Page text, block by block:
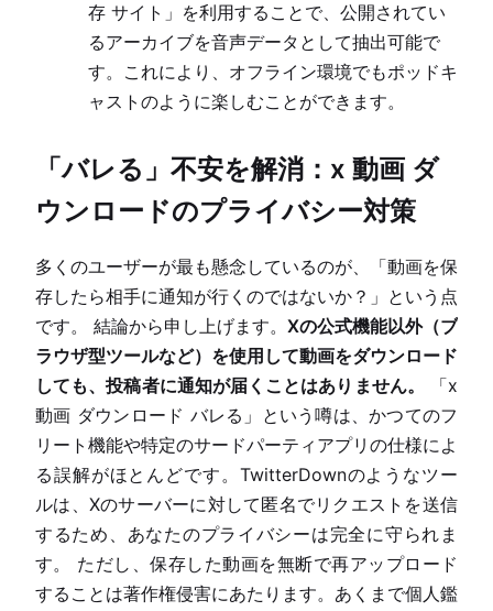
存 サイト」を利用することで、公開されてい
るアーカイブを音声データとして抽出可能で
す。これにより、オフライン環境でもポッドキ
ャストのように楽しむことができます。
「バレる」不安を解消：x 動画 ダ
ウンロードのプライバシー対策
多くのユーザーが最も懸念しているのが、「動画を保
存したら相手に通知が行くのではないか？」という点
です。 結論から申し上げます。 Xの公式機能以外（ブ
ラウザ型ツールなど）を使用して動画をダウンロード
しても、投稿者に通知が届くことはありません。
「x
動画 ダウンロード バレる」という噂は、かつてのフ
リート機能や特定のサードパーティアプリの仕様によ
る誤解がほとんどです。TwitterDownのようなツー
ルは、Xのサーバーに対して匿名でリクエストを送信
するため、あなたのプライバシーは完全に守られま
す。 ただし、保存した動画を無断で再アップロード
することは著作権侵害にあたります。あくまで個人鑑